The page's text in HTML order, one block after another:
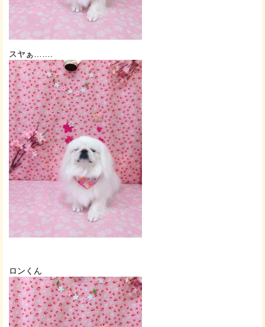
スヤぁ…….
ロンくん